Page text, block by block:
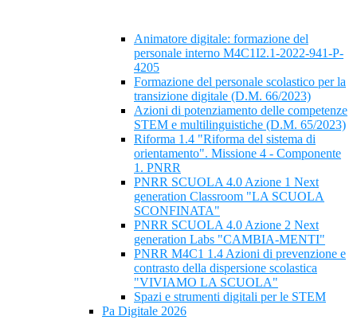
Animatore digitale: formazione del
personale interno M4C1I2.1-2022-941-P-
4205
Formazione del personale scolastico per la
transizione digitale (D.M. 66/2023)
Azioni di potenziamento delle competenze
STEM e multilinguistiche (D.M. 65/2023)
Riforma 1.4 "Riforma del sistema di
orientamento". Missione 4 - Componente
1. PNRR
PNRR SCUOLA 4.0 Azione 1 Next
generation Classroom "LA SCUOLA
SCONFINATA"
PNRR SCUOLA 4.0 Azione 2 Next
generation Labs "CAMBIA-MENTI"
PNRR M4C1 1.4 Azioni di prevenzione e
contrasto della dispersione scolastica
"VIVIAMO LA SCUOLA"
Spazi e strumenti digitali per le STEM
Pa Digitale 2026